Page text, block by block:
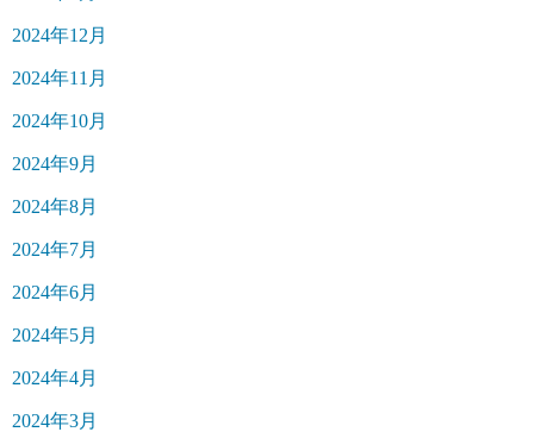
2024年12月
2024年11月
2024年10月
2024年9月
2024年8月
2024年7月
2024年6月
2024年5月
2024年4月
2024年3月